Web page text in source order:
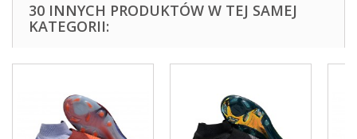
30 INNYCH PRODUKTÓW W TEJ SAMEJ
KATEGORII: